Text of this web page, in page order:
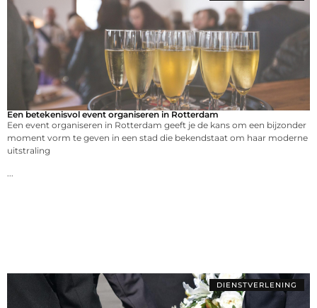
Een betekenisvol event organiseren in Rotterdam
Een event organiseren in Rotterdam geeft je de kans om een bijzonder
moment vorm te geven in een stad die bekendstaat om haar moderne
uitstraling
...
DIENSTVERLENING